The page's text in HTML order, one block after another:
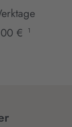
€
1